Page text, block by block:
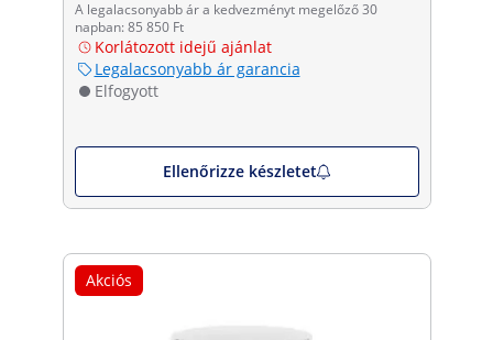
A legalacsonyabb ár a kedvezményt megelőző 30
napban: 85 850 Ft
Korlátozott idejű ajánlat
Legalacsonyabb ár garancia
Elfogyott
Ellenőrizze készletet
Akciós